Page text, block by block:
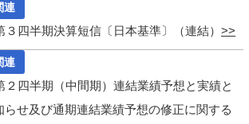
３四半期決算短信〔日本基準〕（連結）
２四半期（中間期）連結業績予想と実績と
せ及び通期連結業績予想の修正に関する